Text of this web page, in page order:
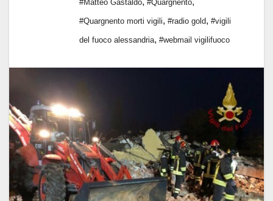
#Matteo Gastaldo #Quargnento
#Quargnento morti vigili, #radio gold, #vigili
del fuoco alessandria, #webmail vigilifuoco